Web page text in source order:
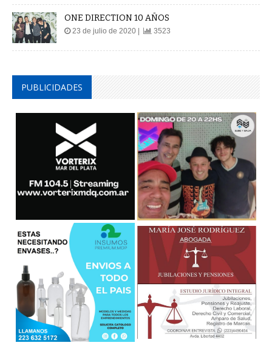
ONE DIRECTION 10 AÑOS
23 de julio de 2020 | 3523
PUBLICIDADES